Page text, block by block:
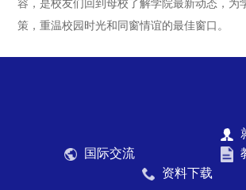
容，是校友们回到母校了解学院最新动态，为
策，重温校园时光和同窗情谊的最佳窗口。
国际交流
资料下载